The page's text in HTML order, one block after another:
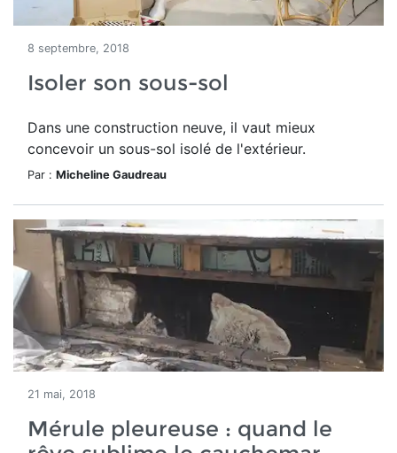
8 septembre, 2018
Isoler son sous-sol
Dans une construction neuve, il vaut mieux
concevoir un sous-sol isolé de l'extérieur.
Par : Micheline Gaudreau
21 mai, 2018
Mérule pleureuse : quand le